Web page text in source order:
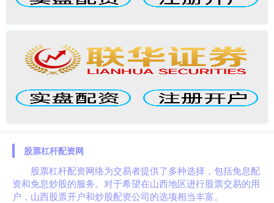
股票杠杆配资网
股票杠杆配资网络为交易者提供了多种选择，包括免息配
资和免息炒股的服务。对于希望在山西地区进行股票交易的用
户，山西股票开户和炒股配资公司的选项相当丰富。